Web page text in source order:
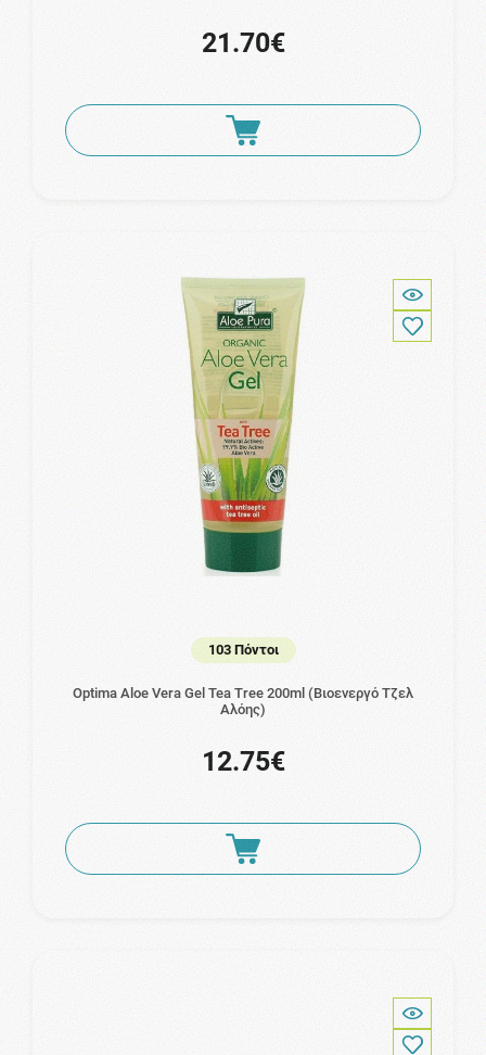
21.70€
103 Πόντοι
Optima Aloe Vera Gel Tea Tree 200ml (Βιοενεργό Τζελ
Αλόης)
12.75€